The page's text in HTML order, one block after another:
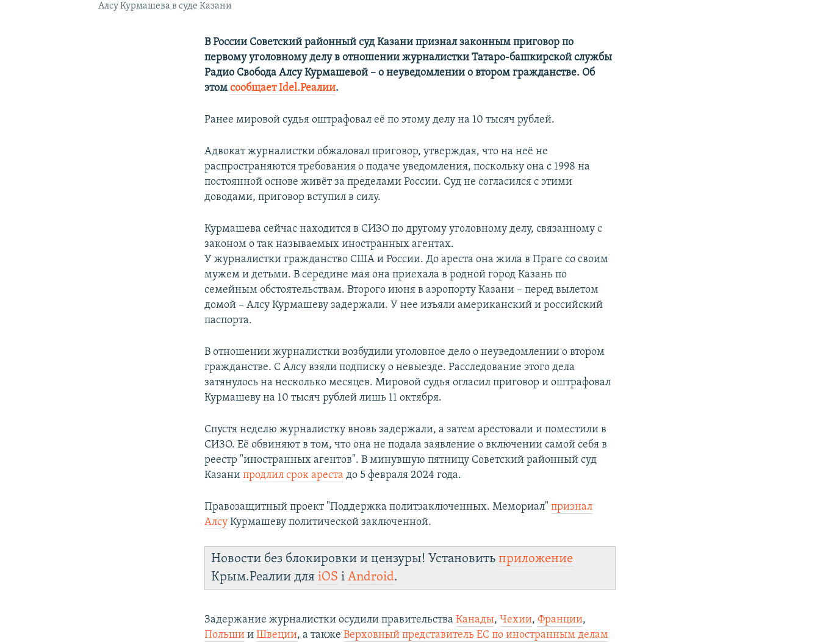
Алсу Курмашева в суде Казани
В России Советский районный суд Казани признал законным приговор по
первому уголовному делу в отношении журналистки Татаро-башкирской службы
Радио Свобода Алсу Курмашевой – о неуведомлении о втором гражданстве. Об
этомсообщает Idel.Реалии.
Ранее мировой судья оштрафовал её по этому делу на 10 тысяч рублей.
Адвокат журналистки обжаловал приговор, утверждая, что на неё не
распространяются требования о подаче уведомления, поскольку она с 1998 на
постоянной основе живёт за пределами России. Суд не согласился с этими
доводами, приговор вступил в силу.
Курмашева сейчас находится в СИЗО по другому уголовному делу, связанному с
законом о так называемых иностранных агентах.
У журналистки гражданство США и России. До ареста она жила в Праге со своим
мужем и детьми. В середине мая она приехала в родной город Казань по
семейным обстоятельствам. Второго июня в аэропорту Казани – перед вылетом
домой – Алсу Курмашеву задержали. У нее изъяли американский и российский
паспорта.
В отношении журналистки возбудили уголовное дело о неуведомлении о втором
гражданстве. С Алсу взяли подписку о невыезде. Расследование этого дела
затянулось на несколько месяцев. Мировой судья огласил приговор и оштрафовал
Курмашеву на 10 тысяч рублей лишь 11 октября.
Спустя неделю журналистку вновь задержали, а затем арестовали и поместили в
СИЗО. Её обвиняют в том, что она не подала заявление о включении самой себя в
реестр "иностранных агентов". В минувшую пятницу Советский районный суд
Казанипродлил срок ареста до 5 февраля 2024 года.
Правозащитный проект "Поддержка политзаключенных. Мемориал"признал
Алсу Курмашеву политической заключенной.
Новости без блокировки и цензуры! Установитьприложение
Крым.Реалии дляiOS іAndroid.
Задержание журналистки осудили правительстваКанады,Чехии,Франции,
Польши иШвеции, а такжеВерховный представитель ЕС по иностранным делам